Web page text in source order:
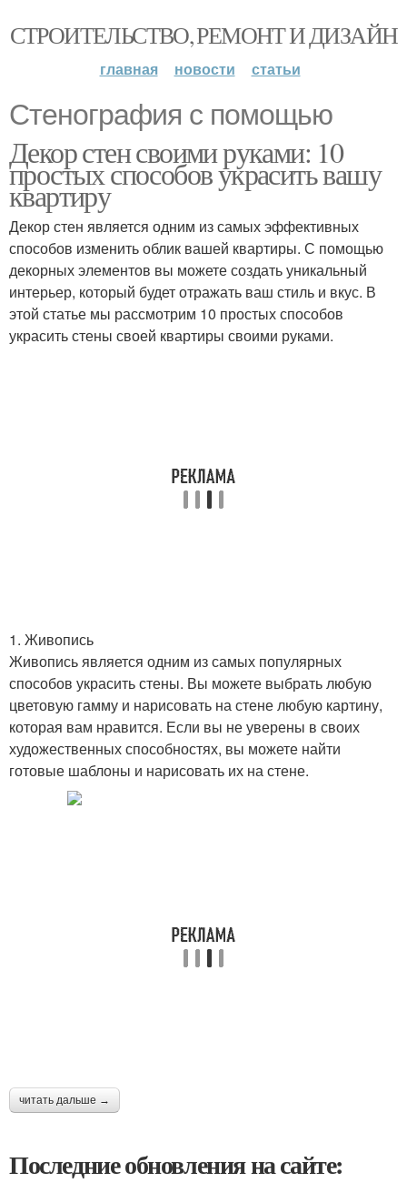
СТРОИТЕЛЬСТВО, РЕМОНТ И ДИЗАЙН
главная новости статьи
Стенография с помощью
Декор стен своими руками: 10
простых способов украсить вашу
квартиру
Декор стен является одним из самых эффективных
способов изменить облик вашей квартиры. С помощью
декорных элементов вы можете создать уникальный
интерьер, который будет отражать ваш стиль и вкус. В
этой статье мы рассмотрим 10 простых способов
украсить стены своей квартиры своими руками.
1. Живопись
Живопись является одним из самых популярных
способов украсить стены. Вы можете выбрать любую
цветовую гамму и нарисовать на стене любую картину,
которая вам нравится. Если вы не уверены в своих
художественных способностях, вы можете найти
готовые шаблоны и нарисовать их на стене.
читать дальше →
Последние обновления на сайте: